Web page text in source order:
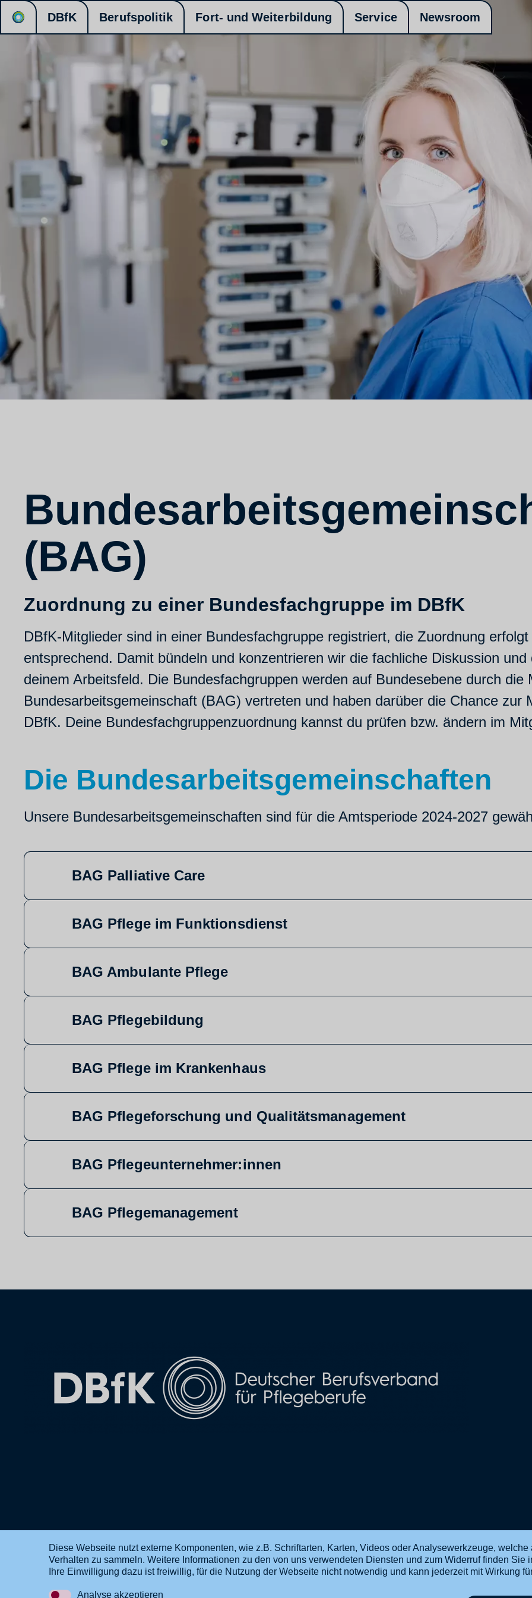
DBfK Berufspolitik Fort- und Weiterbildung Service Newsroom
(BAG)
Zuordnung zu einer Bundesfachgruppe im DBfK
DBfK-Mitglieder sind in einer Bundesfachgruppe registriert, die Zuordnung
entsprechend. Damit bündeln und konzentrieren wir die fachliche Diskussion
deinem Arbeitsfeld. Die Bundesfachgruppen werden auf Bundesebene durch die
Bundesarbeitsgemeinschaft (BAG) vertreten und haben darüber die Chance zur
DBfK. Deine Bundesfachgruppenzuordnung kannst du prüfen bzw. ändern im
Die Bundesarbeitsgemeinschaften
Unsere Bundesarbeitsgemeinschaften sind für die Amtsperiode 2024-2027
BAG Palliative Care
BAG Pflege im Funktionsdienst
BAG Ambulante Pflege
BAG Pflegebildung
BAG Pflege im Krankenhaus
BAG Pflegeforschung und Qualitätsmanagement
BAG Pflegeunternehmer:innen
BAG Pflegemanagement
EN
Diese Webseite nutzt externe Komponenten, wie z.B. Schriftarten, Karten, Videos oder Analysewerkzeuge,
Verhalten zu sammeln. Weitere Informationen zu den von uns verwendeten Diensten und zum Widerruf finden Sie
Ihre Einwilligung dazu ist freiwillig, für die Nutzung der Webseite nicht notwendig und kann jederzeit mit Wirkung
Analyse akzeptieren